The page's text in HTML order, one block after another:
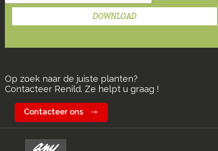
Op zoek naar de juiste planten?
Contacteer Renild. Ze helpt u graag !
Contacteer ons